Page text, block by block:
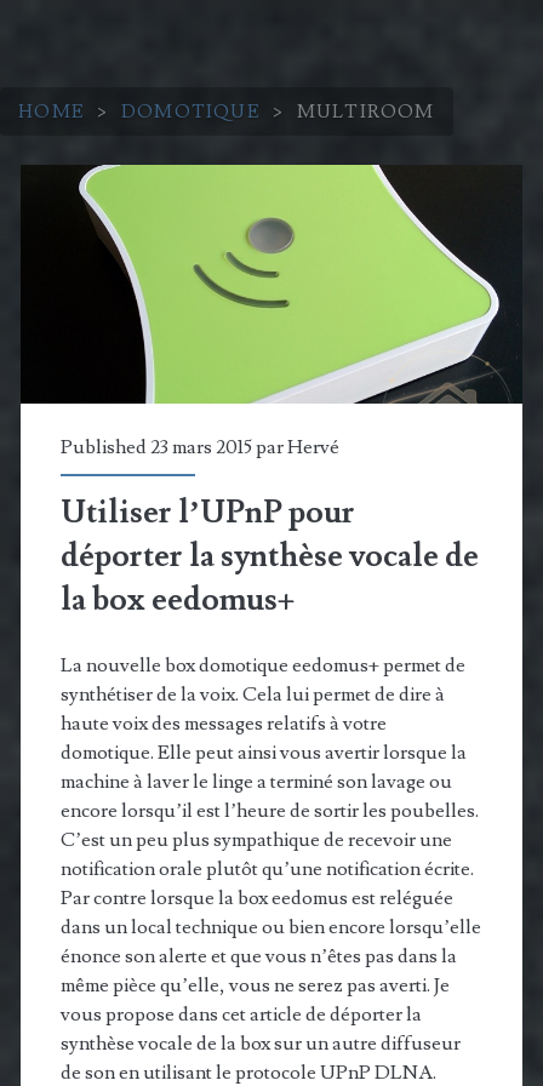
HOME > DOMOTIQUE > MULTIROOM
Catégorie :
<span>Multiroom</
Published 23 mars 2015 parHervé
Utiliser l’UPnP pour
déporter la synthèse vocale de
la box eedomus+
La nouvelle box domotique eedomus+ permet de
synthétiser de la voix. Cela lui permet de dire à
haute voix des messages relatifs à votre
domotique. Elle peut ainsi vous avertir lorsque la
machine à laver le linge a terminé son lavage ou
encore lorsqu’il est l’heure de sortir les poubelles.
C’est un peu plus sympathique de recevoir une
notification orale plutôt qu’une notification écrite.
Par contre lorsque la box eedomus est reléguée
dans un local technique ou bien encore lorsqu’elle
énonce son alerte et que vous n’êtes pas dans la
même pièce qu’elle, vous ne serez pas averti. Je
vous propose dans cet article de déporter la
synthèse vocale de la box sur un autre diffuseur
de son en utilisant le protocole UPnP DLNA.